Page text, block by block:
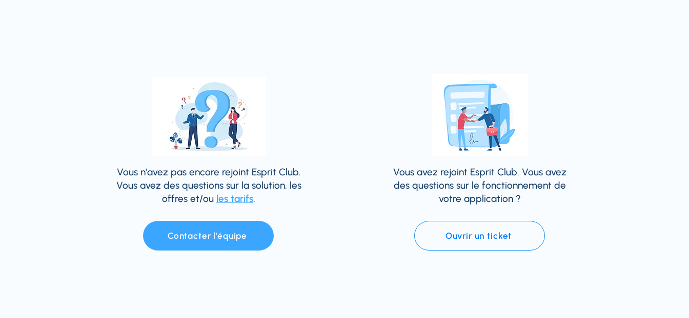
Vous n'avez pas encore rejoint Esprit Club.
Vous avez des questions sur la solution, les
offres et/ou les tarifs.
Contacter l'équipe
Vous avez rejoint Esprit Club. Vous avez
des questions sur le fonctionnement de
votre application ?
Ouvrir un ticket